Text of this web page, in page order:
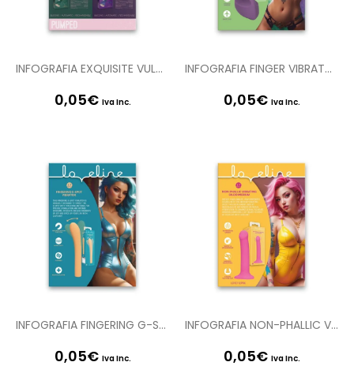
INFOGRAFIA EXQUISITE VULVA AND BREAST PUMP PMP049GRN – PMP049PUR EN PUMPED
0,05€ Iva Inc.
INFOGRAFIA FINGER VIBRATOR MYSTIC LOVE114PUR EN LOVELINE
0,05€ Iva Inc.
INFOGRAFIA FINGERING G-SPOT VIBRATOR LOVE122ORN EN PUMPED
0,05€ Iva Inc.
INFOGRAFIA NON-PHALLIC VIBRATING DILDO LOVE112PNK EN LOVELINE
0,05€ Iva Inc.